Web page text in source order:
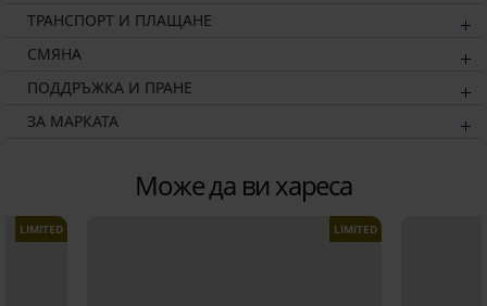
ТРАНСПОРТ И ПЛАЩАНЕ
СМЯНА
ПОДДРЪЖКА И ПРАНЕ
ЗА МАРКАТА
Може да ви хареса
LIMITED LIMITED